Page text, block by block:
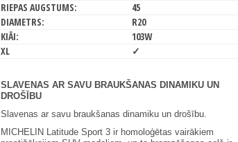
RIEPAS AUGSTUMS:
45
DIAMETRS:
R20
KIĀI:
103W
XL
✓
SLAVENAS AR SAVU BRAUKŠANAS DINAMIKU UN
DROŠĪBU
Slavenas ar savu braukšanas dinamiku un drošību.
MICHELIN Latitude Sport 3 ir homoloģētas vairākiem